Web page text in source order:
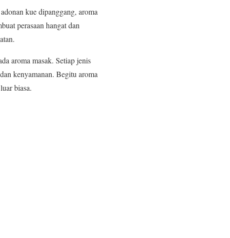
kue dipanggang, aroma
perasaan hangat dan
aroma masak. Setiap jenis
kenyamanan. Begitu aroma
biasa.